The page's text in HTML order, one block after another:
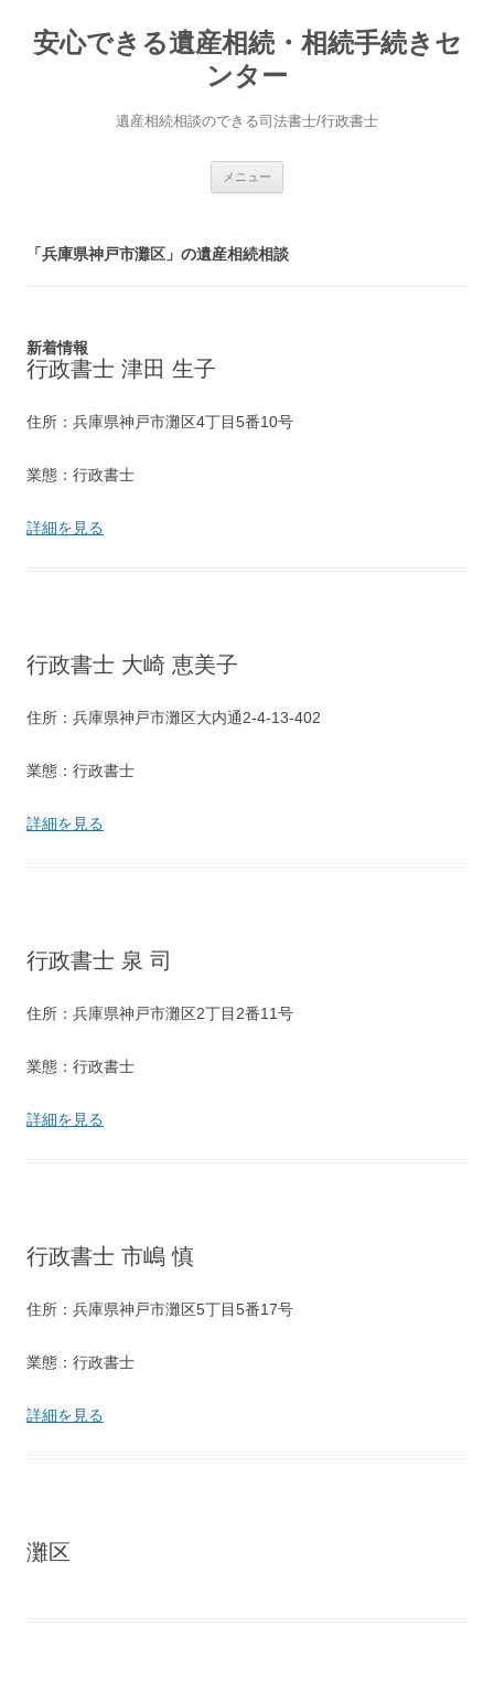
安心できる遺産相続・相続手続きセ
ンター
遺産相続相談のできる司法書士/行政書士
メニュー
へ
ス
「兵庫県神戸市灘区」の遺産相続相談
新着情報
行政書士 津田 生子
住所：兵庫県神戸市灘区4丁目5番10号
業態：行政書士
詳細を見る
行政書士 大崎 恵美子
住所：兵庫県神戸市灘区大内通2-4-13-402
業態：行政書士
詳細を見る
行政書士 泉 司
住所：兵庫県神戸市灘区2丁目2番11号
業態：行政書士
詳細を見る
行政書士 市嶋 慎
住所：兵庫県神戸市灘区5丁目5番17号
業態：行政書士
詳細を見る
灘区